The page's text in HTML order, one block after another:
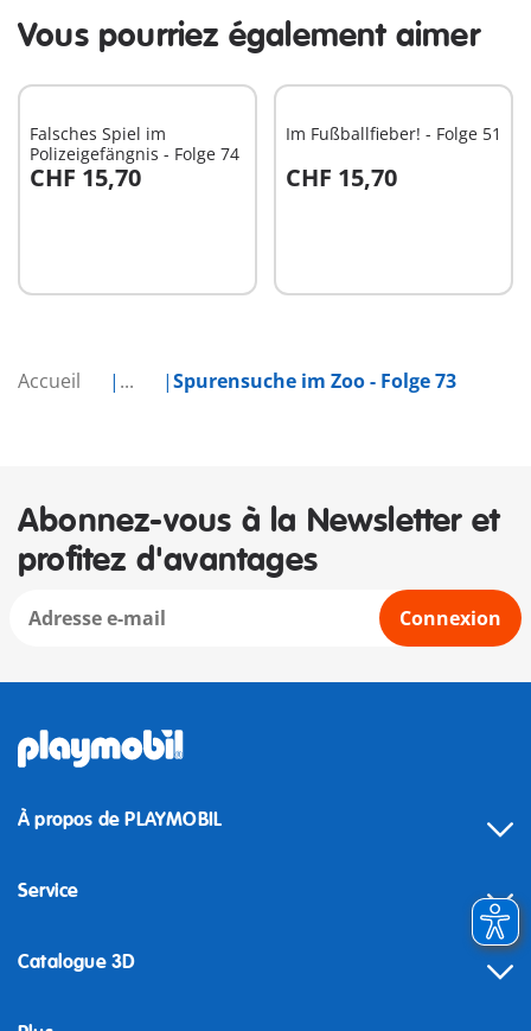
Accueil ... Spurensuche im Zoo - Folge 73
Vous pourriez également aimer
Falsches Spiel im
Polizeigefängnis - Folge 74
CHF 15,70
Au panier
Im Fußballfieber! - Folge 51
CHF 15,70
Au panier
Abonnez-vous à la Newsletter et
profitez d'avantages
Connexion
À propos de PLAYMOBIL
Service
Catalogue 3D